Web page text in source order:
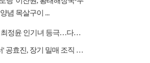
념 목살구이 ...
[종합] '합숙맞선2' 최정윤 인기녀 등극…다음주 마지막...
[종합] '유부녀 킬러' 공효진, 장기 밀매 조직 소탕…4...